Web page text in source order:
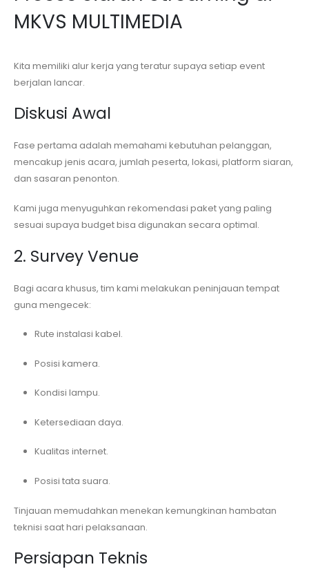
MKVS MULTIMEDIA
Kita memiliki alur kerja yang teratur supaya setiap event
berjalan lancar.
Diskusi Awal
Fase pertama adalah memahami kebutuhan pelanggan,
mencakup jenis acara, jumlah peserta, lokasi, platform siaran,
dan sasaran penonton.
Kami juga menyuguhkan rekomendasi paket yang paling
sesuai supaya budget bisa digunakan secara optimal.
2. Survey Venue
Bagi acara khusus, tim kami melakukan peninjauan tempat
guna mengecek:
Rute instalasi kabel.
Posisi kamera.
Kondisi lampu.
Ketersediaan daya.
Kualitas internet.
Posisi tata suara.
Tinjauan memudahkan menekan kemungkinan hambatan
teknisi saat hari pelaksanaan.
Persiapan Teknis